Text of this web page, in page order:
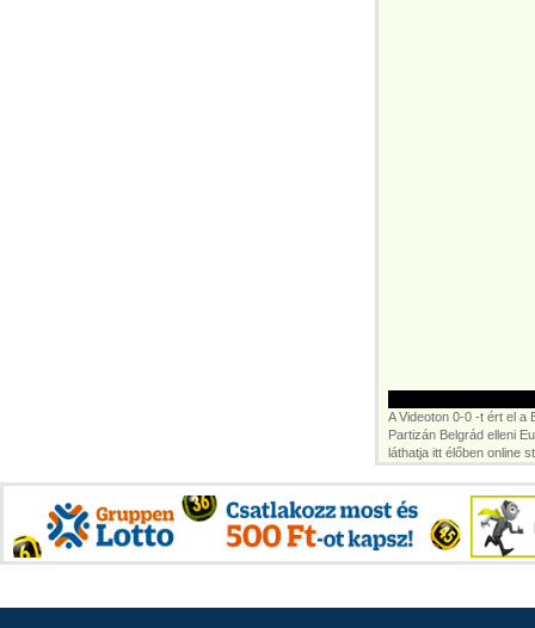
A Videoton 0-0 -t ért el a
Partizán Belgrád elleni
láthatja itt élőben online